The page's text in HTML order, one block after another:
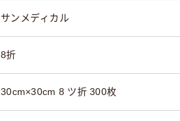
サンメディカル
8折
30cm×30cm 8 ツ折 300枚